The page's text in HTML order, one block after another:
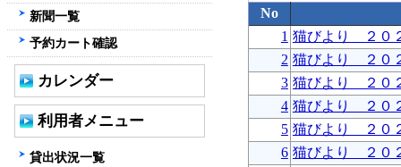
No
1 猫びより ２０
2 猫びより ２０
3 猫びより ２０
4 猫びより ２０
5 猫びより ２０
6 猫びより ２０
新聞一覧
予約カート確認
カレンダー
利用者メニュー
貸出状況一覧